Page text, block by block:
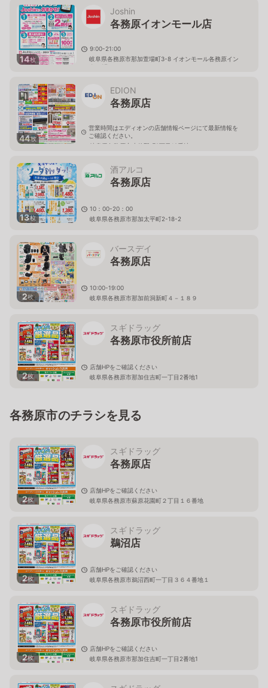
14枚
Joshin
各務原イオンモール店
9:00-21:00
岐阜県各務原市那加萱場町3-8 イオンモール各務原イン
ター1F
44枚
EDION
各務原店
営業時間はエディオンの店舗情報ページにて最新情報を
ご確認ください。
岐阜県各務原市小佐野町2丁目12番地
13枚
酒アルコ
各務原店
10：00-20：00
岐阜県各務原市那加太平町2-18-2
2枚
バースデイ
各務原店
10:00-19:00
岐阜県各務原市那加前洞新町４－１８９
2枚
スギドラッグ
各務原市役所前店
店舗HPをご確認ください
岐阜県各務原市那加住吉町一丁目2番地1
各務原市のチラシを見る
2枚
スギドラッグ
各務原店
店舗HPをご確認ください
岐阜県各務原市蘇原花園町２丁目１６番地
2枚
スギドラッグ
鵜沼店
店舗HPをご確認ください
岐阜県各務原市鵜沼西町一丁目３６４番地１
2枚
スギドラッグ
各務原市役所前店
店舗HPをご確認ください
岐阜県各務原市那加住吉町一丁目2番地1